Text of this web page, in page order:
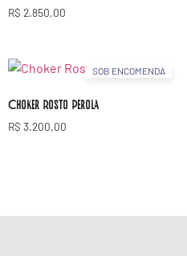
R$ 2.850,00
SOB ENCOMENDA
Choker Rosto Perola
R$ 3.200,00